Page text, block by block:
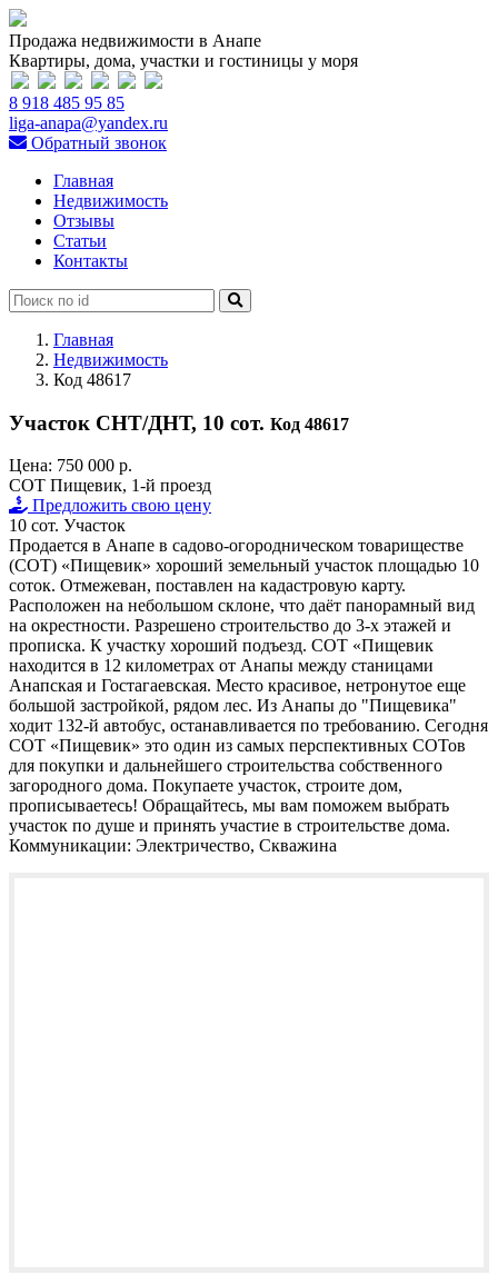
Продажа недвижимости в Анапе
Квартиры, дома, участки и гостиницы у моря
8 918 485 95 85
liga-anapa@yandex.ru
Обратный звонок
Главная
Недвижимость
Отзывы
Статьи
Контакты
Главная
Недвижимость
Код 48617
Участок СНТ/ДНТ, 10 сот. Код 48617
Цена: 750 000 р.
СОТ Пищевик, 1-й проезд
Предложить свою цену
10 сот. Участок
Продается в Анапе в садово-огородническом товариществе
(СОТ) «Пищевик» хороший земельный участок площадью 10
соток. Отмежеван, поставлен на кадастровую карту.
Расположен на небольшом склоне, что даёт панорамный вид
на окрестности. Разрешено строительство до 3-х этажей и
прописка. К участку хороший подъезд. СОТ «Пищевик
находится в 12 километрах от Анапы между станицами
Анапская и Гостагаевская. Место красивое, нетронутое еще
большой застройкой, рядом лес. Из Анапы до "Пищевика"
ходит 132-й автобус, останавливается по требованию. Сегодня
СОТ «Пищевик» это один из самых перспективных СОТов
для покупки и дальнейшего строительства собственного
загородного дома. Покупаете участок, строите дом,
прописываетесь! Обращайтесь, мы вам поможем выбрать
участок по душе и принять участие в строительстве дома.
Коммуникации: Электричество, Скважина